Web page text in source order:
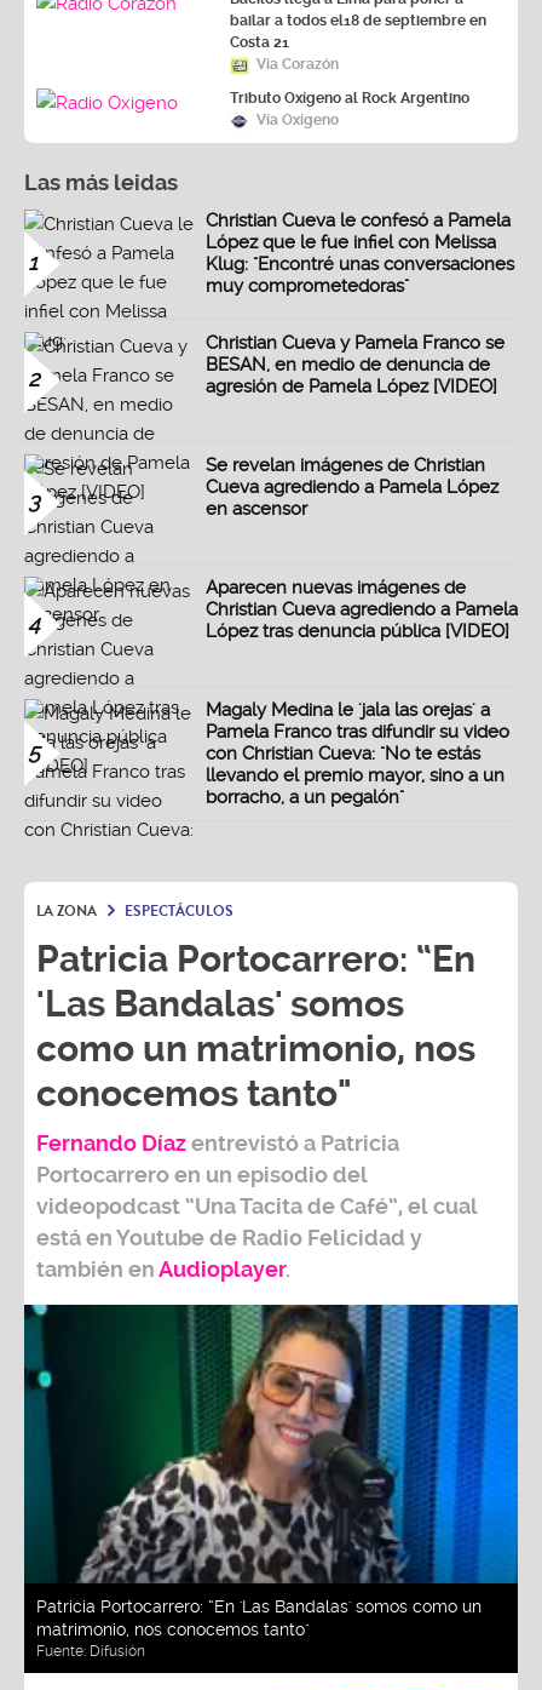
bailar a todos el18 de septiembre en
Costa 21
Vía Corazón
Tributo Oxígeno al Rock Argentino
Vía Oxígeno
Las más leidas
1
Christian Cueva le confesó a Pamela
López que le fue infiel con Melissa
Klug: "Encontré unas conversaciones
muy comprometedoras"
2
Christian Cueva y Pamela Franco se
BESAN, en medio de denuncia de
agresión de Pamela López [VIDEO]
3
Se revelan imágenes de Christian
Cueva agrediendo a Pamela López
en ascensor
4
Aparecen nuevas imágenes de
Christian Cueva agrediendo a Pamela
López tras denuncia pública [VIDEO]
5
Magaly Medina le 'jala las orejas' a
Pamela Franco tras difundir su video
con Christian Cueva: "No te estás
llevando el premio mayor, sino a un
borracho, a un pegalón"
LA ZONA ESPECTÁCULOS
Patricia Portocarrero: “En
'Las Bandalas' somos
como un matrimonio, nos
conocemos tanto"
Fernando Díazentrevistó a Patricia
Portocarreroen un episodio del
videopodcast “Una Tacita de Café”, el cual
está en Youtube de Radio Felicidad y
también enAudioplayer.
Patricia Portocarrero: “En 'Las Bandalas' somos como un
matrimonio, nos conocemos tanto"
Fuente: Difusión